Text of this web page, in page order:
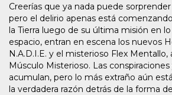
Creerías que ya nada puede
pero el delirio apenas está
la Tierra luego de su última misión en
espacio, entran en escena los nuevos
N.A.D.I.E. y el misterioso Flex
Músculo Misterioso. Las
acumulan, pero lo más extraño aún
la verdadera razón detrás de la forma